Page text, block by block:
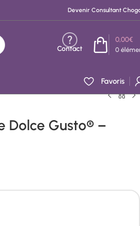
Devenir Consultant
Contact 0
0,00€
Favoris
Dolce Gusto® –